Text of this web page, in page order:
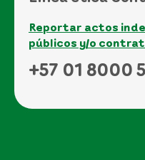
Reportar actos
públicos y/o
+57 01 8000